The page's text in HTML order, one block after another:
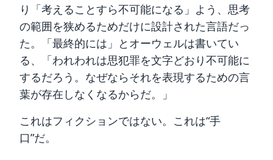
り「考えることすら不可能になる」よう、思考
の範囲を狭めるためだけに設計された言語だっ
た。「最終的には」とオーウェルは書いてい
る、「われわれは思犯罪を文字どおり不可能に
するだろう。なぜならそれを表現するための言
葉が存在しなくなるからだ。」
これはフィクションではない。これは“手
口”だ。